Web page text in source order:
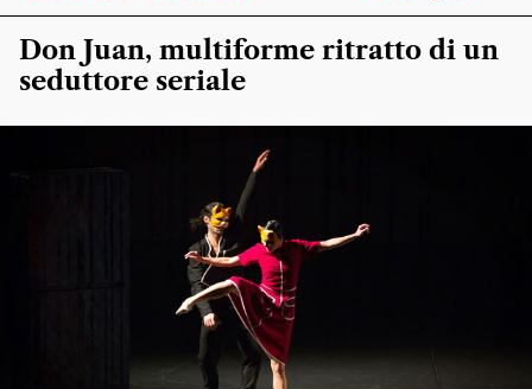
Don Juan, multiforme ritratto di un
seduttore seriale